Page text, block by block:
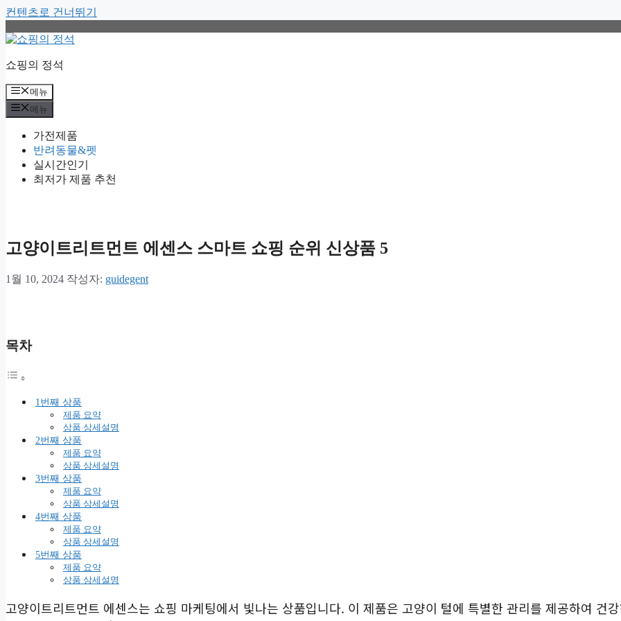
컨텐츠로 건너뛰기
쇼핑의 정석
메뉴
메뉴
가전제품
반려동물&펫
실시간인기
최저가 제품 추천
고양이트리트먼트 에센스 스마트 쇼핑 순위 신상품 5
1월 10, 2024 작성자: guidegent
목차
1번째 상품
제품 요약
상품 상세설명
2번째 상품
제품 요약
상품 상세설명
3번째 상품
제품 요약
상품 상세설명
4번째 상품
제품 요약
상품 상세설명
5번째 상품
제품 요약
상품 상세설명
고양이트리트먼트 에센스는 쇼핑 마케팅에서 빛나는 상품입니다. 이 제품은 고양이 털에 특별한 관리를 제공하여 건